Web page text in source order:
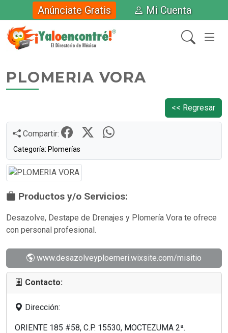
Anúnciate Gratis Mi Cuenta
PLOMERIA VORA
<< Regresar
Compartir:
Categoría: Plomerías
Productos y/o Servicios:
Desazolve, Destape de Drenajes y Plomería Vora te ofrece
con personal profesional.
www.desazolveyploemeri.wixsite.com/misitio
Contacto:
Dirección:
ORIENTE 185 #58, C.P. 15530, MOCTEZUMA 2ª.